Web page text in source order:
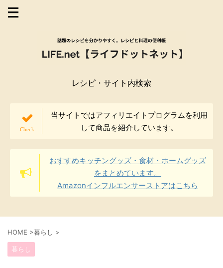
レシピ・サイト内検索
当サイトではアフィリエイトプログラムを利用
して商品を紹介しています。
おすすめキッチングッズ・食材・ホームグッズ
をまとめています。
Amazonインフルエンサーストアはこちら
HOME >暮らし >
暮らし